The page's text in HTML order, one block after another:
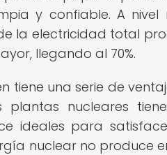
y confiable. A nivel
la electricidad total
llegando al 70%.
tiene una serie de
plantas nucleares
ideales para
nuclear no produce